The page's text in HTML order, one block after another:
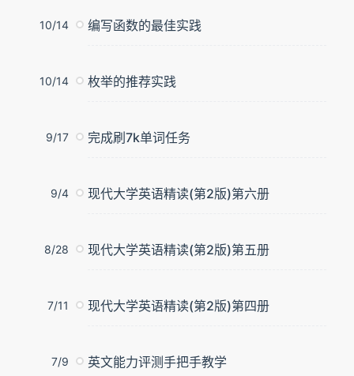
10/14 编写函数的最佳实践
10/14 枚举的推荐实践
9/17 完成刷7k单词任务
9/4 现代大学英语精读(第2版)第六册
8/28 现代大学英语精读(第2版)第五册
7/11 现代大学英语精读(第2版)第四册
7/9 英文能力评测手把手教学